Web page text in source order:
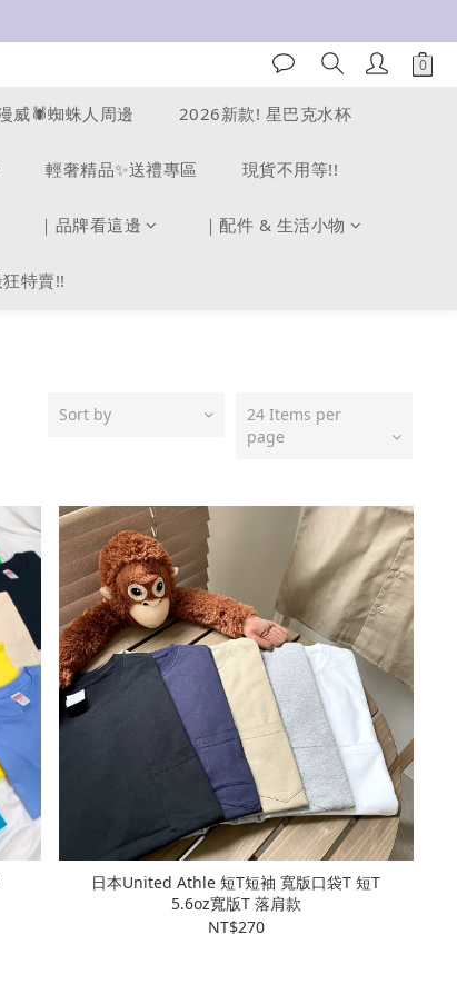
威🕷️蜘蛛人周邊 2026新款! 星巴克水杯
輕奢精品✨送禮專區 現貨不用等!!
｜品牌看這邊 ｜配件 & 生活小物
特賣!!
Sort by
24 Items per
page
日本United Athle 短T短袖 寬版口袋T 短T
5.6oz寬版T 落肩款
NT$270